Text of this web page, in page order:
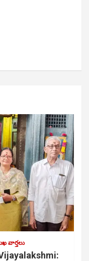
వార్తలు